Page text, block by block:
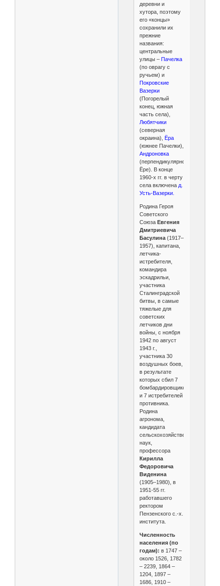
деревни и
хутора, поэтому
его «концы»
сохранили их
прежние
названия:
центральные
улицы – Пачелка
(по оврагу с
ручьем) и
Покровские
Вазерки
(Погорелый
конец, южная
часть села),
Любятчики
(северная
окраина), Ёра
(южнее Пачелки),
Андроновка
(перпендикулярно
Ёре). В конце
1960-х гг. в черту
села включена д.
Усть-Вазерки.
Родина Героя
Советского
Союза Евгения
Дмитриевича
Басулина(1917–
1957), капитана,
летчика-
истребителя,
командира
эскадрильи,
участника
Сталинградской
битвы, в самые
тяжелые для
советских
летчиков дни
войны, с ноября
1942 по август
1943 г.,
участника 30
воздушных боев,
в результате
которых сбил 7
бомбардировщиков
и 7 истребителей
противника.
Родина
агронома,
кандидата
сельскохозяйственных
наук,
профессора
Кирилла
Федоровича
Виденина
(1905–1980), в
1951-55 гг.
работавшего
ректором
Пензенского с.-х.
института.
Численность
населения (по
годам): в 1747 –
около 1526, 1782
– 2239, 1864 –
1204, 1897 –
1686, 1910 –